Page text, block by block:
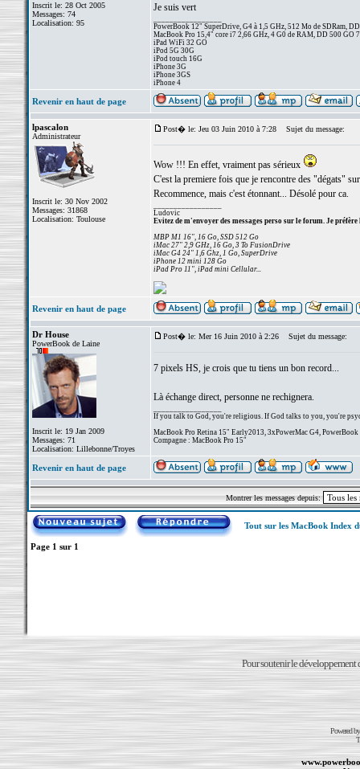
Inscrit le: 28 Oct 2005
Messages: 74
Localisation: 95
Je suis vert
PowerBook 12" SuperDrive, G4 à 1,5 GHz, 512 Mo de SDRam,
MacBook Pro 15,4" core i7 2,66 GHz, 4 G0 de RAM, DD 500 GO
iPad WiFi 32 GO
iPod 5G 30G
iPod touch 16G
iPhone 3G
iPhone 3GS
iPhone 4
Revenir en haut de page
lpascalon
Administrateur
Inscrit le: 30 Nov 2002
Messages: 31868
Localisation: Toulouse
Post� le: Jeu 03 Juin 2010 à 7:28 Sujet du message:
Wow !!! En effet, vraiment pas sérieux
C'est la premiere fois que je rencontre des "dégats"
Recommence, mais c'est étonnant... Désolé pour ca.
Ludovic
Evitez de m'envoyer des messages perso sur le forum. Je préfère
MBP M1 16", 16 Go, SSD 512 Go
iMac 27" 2,9 GHz, 16 Go, 3 To FusionDrive
iMac G4 24" 1,6 Ghz, 1 Go, SuperDrive
iPhone 12 mini 128 Go
iPad Pro 11", iPad mini Cellular...
Revenir en haut de page
Dr House
PowerBook de Laine
Inscrit le: 19 Jan 2009
Messages: 71
Localisation: Lillebonne/Troyes
Post� le: Mer 16 Juin 2010 à 2:26 Sujet du message:
7 pixels HS, je crois que tu tiens un bon record...
Là échange direct, personne ne rechignera.
If you talk to God, you're religious. If God talks to you, you're
MacBook Pro Retina 15" Early2013, 3xPowerMac G4, PowerBook
Compagne : MacBook Pro 15"
Revenir en haut de page
Montrer les messages depuis:
Tout sur les MacBook Index
Page 1 sur 1
Pour soutenir le développement
Powered